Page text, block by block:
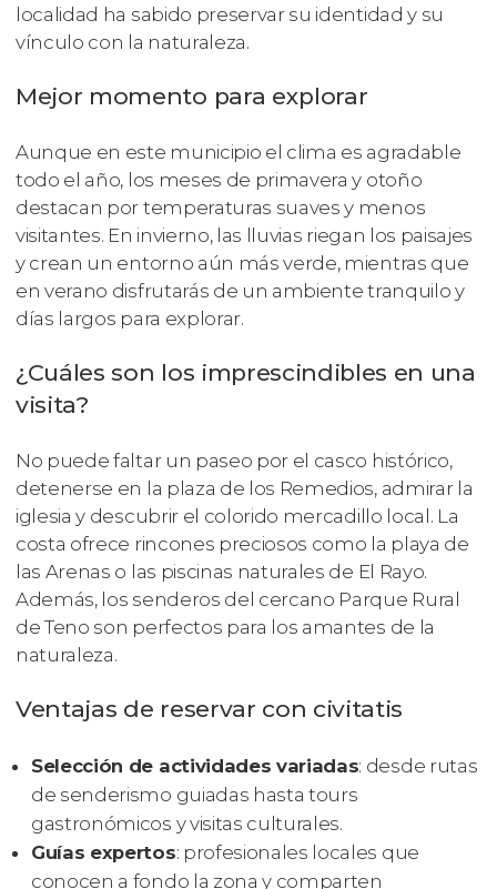
localidad ha sabido preservar su identidad y su
vínculo con la naturaleza.
Mejor momento para explorar
Aunque en este municipio el clima es agradable
todo el año, los meses de primavera y otoño
destacan por temperaturas suaves y menos
visitantes. En invierno, las lluvias riegan los paisajes
y crean un entorno aún más verde, mientras que
en verano disfrutarás de un ambiente tranquilo y
días largos para explorar.
¿Cuáles son los imprescindibles en una
visita?
No puede faltar un paseo por el casco histórico,
detenerse en la plaza de los Remedios, admirar la
iglesia y descubrir el colorido mercadillo local. La
costa ofrece rincones preciosos como la playa de
las Arenas o las piscinas naturales de El Rayo.
Además, los senderos del cercano Parque Rural
de Teno son perfectos para los amantes de la
naturaleza.
Ventajas de reservar con civitatis
Selección de actividades variadas: desde rutas
de senderismo guiadas hasta tours
gastronómicos y visitas culturales.
Guías expertos: profesionales locales que
conocen a fondo la zona y comparten